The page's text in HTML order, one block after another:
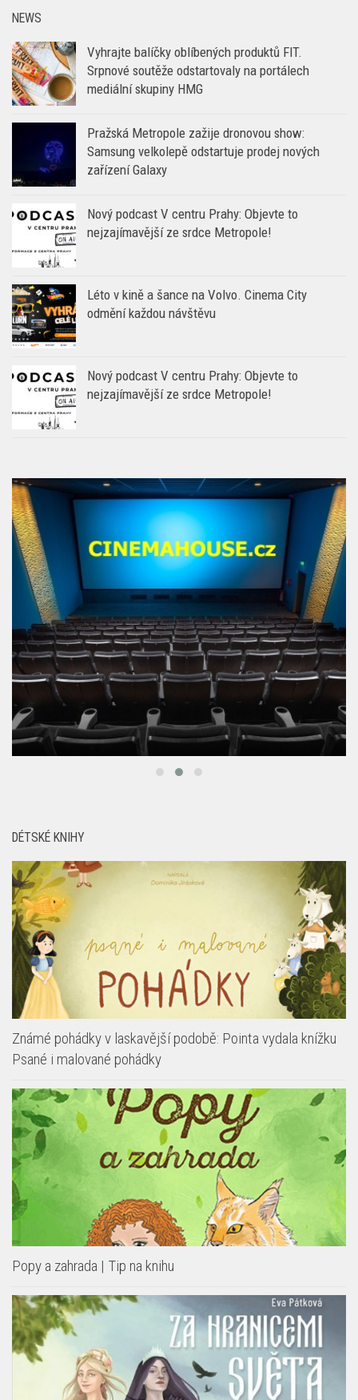
NEWS
Vyhrajte balíčky oblíbených produktů FIT.
Srpnové soutěže odstartovaly na portálech
mediální skupiny HMG
Pražská Metropole zažije dronovou show:
Samsung velkolepě odstartuje prodej nových
zařízení Galaxy
Nový podcast V centru Prahy: Objevte to
nejzajímavější ze srdce Metropole!
Léto v kině a šance na Volvo. Cinema City
odmění každou návštěvu
Nový podcast V centru Prahy: Objevte to
nejzajímavější ze srdce Metropole!
DÉTSKÉ KNIHY
Známé pohádky v laskavější podobě: Pointa vydala knížku
Psané i malované pohádky
Popy a zahrada | Tip na knihu